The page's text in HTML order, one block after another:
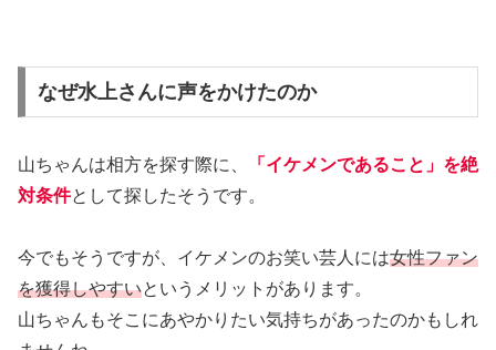
なぜ水上さんに声をかけたのか
山ちゃんは相方を探す際に、
「イケメンであること」を絶
対条件として探したそうです。
今でもそうですが、イケメンのお笑い芸人には女性ファン
を獲得しやすいというメリットがあります。
山ちゃんもそこにあやかりたい気持ちがあったのかもしれ